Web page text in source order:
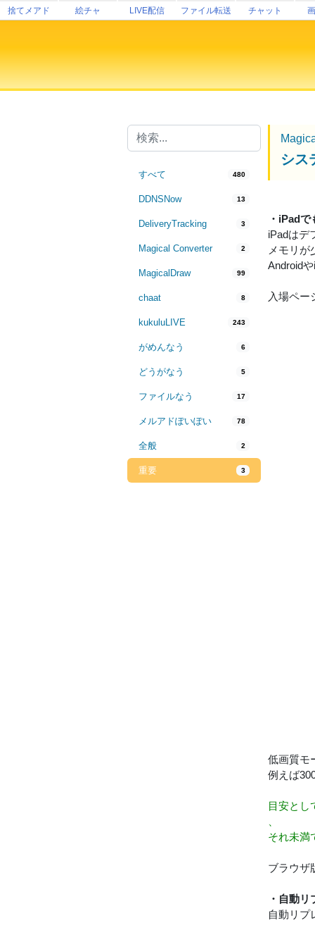
捨てメアド 絵チャ LIVE配信 ファイル転送 チャット
すべて 480
DDNSNow 13
DeliveryTracking 3
Magical Converter 2
MagicalDraw 99
chaat 8
kukuluLIVE 243
がめんなう 6
どうがなう 5
ファイルなう 17
メルアドぽいぽい 78
全般 2
重要 3
シス
・iPad
iPadはデ
メモリ
Android
入場ペー
低画質モ
例えば
目安とし
それ未満
ブラウザ
・自動
自動リプ